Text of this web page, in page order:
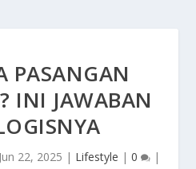
PASANGAN
INI JAWABAN
Jun 22, 2025 | Lifestyle | 0 |